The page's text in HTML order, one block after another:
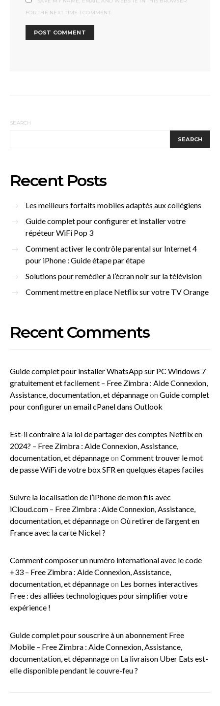
FOR THE NEXT TIME I COMMENT.
SEARCH
SEARCH
Recent Posts
Les meilleurs forfaits mobiles adaptés aux collégiens
Guide complet pour configurer et installer votre
répéteur WiFi Pop 3
Comment activer le contrôle parental sur Internet 4
pour iPhone : Guide étape par étape
Solutions pour remédier à l’écran noir sur la télévision
Comment mettre en place Netflix sur votre TV Orange
Recent Comments
Guide complet pour installer WhatsApp sur PC Windows 7
gratuitement et facilement – Free Zimbra : Aide Connexion,
Assistance, documentation, et dépannageon Guide complet
pour configurer un email cPanel dans Outlook
Est-il contraire à la loi de partager des comptes Netflix en
2024? – Free Zimbra : Aide Connexion, Assistance,
documentation, et dépannageon Comment trouver le mot
de passe WiFi de votre box SFR en quelques étapes faciles
Suivre la localisation de l’iPhone de mon fils avec
iCloud.com – Free Zimbra : Aide Connexion, Assistance,
documentation, et dépannageon Où retirer de l’argent en
France avec la carte Nickel ?
Comment composer un numéro international avec le code
+33 – Free Zimbra : Aide Connexion, Assistance,
documentation, et dépannageon Les bornes interactives
Free : des alliées technologiques pour simplifier votre
expérience !
Guide complet pour souscrire à un abonnement Free
Mobile – Free Zimbra : Aide Connexion, Assistance,
documentation, et dépannageon La livraison Uber Eats est-
elle disponible pendant le couvre-feu ?